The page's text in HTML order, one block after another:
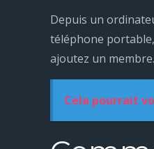
Depuis un
téléphone
ajoutez un
Cela pourrait